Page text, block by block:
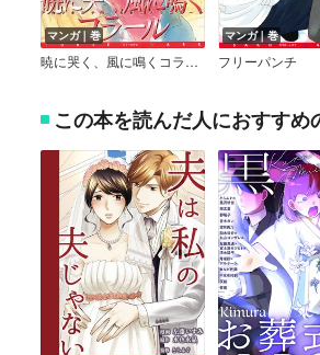
マンガ｜巻
暁に哭く、風に鳴くコラール
マンガ｜巻
フリーパンチ
この本を読んだ人におすすめ